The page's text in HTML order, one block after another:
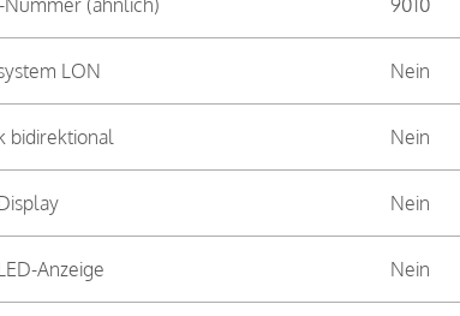
LON Nein
bidirektional Nein
Nein
Anzeige Nein